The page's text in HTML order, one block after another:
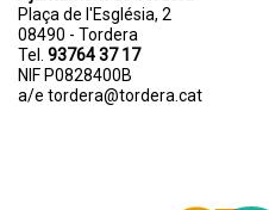
Plaça de l'Església, 2
08490 - Tordera
Tel. 93764 37 17
NIF P0828400B
a/e tordera@tordera.cat